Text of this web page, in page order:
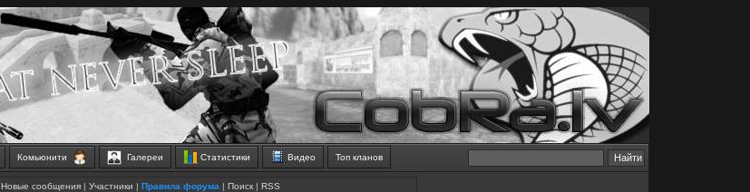
Комьюнити Галереи Статистики Видео Топ кланов
Новые сообщения | Участники | Правила форума | Поиск | RSS